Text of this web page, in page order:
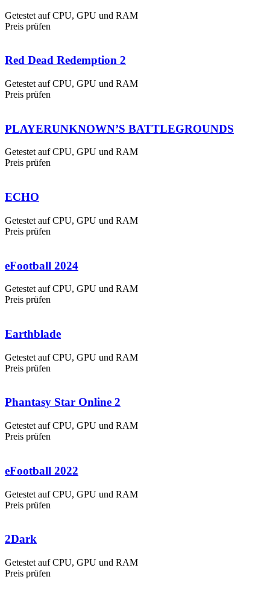
Getestet auf CPU, GPU und RAM
Preis prüfen
Red Dead Redemption 2
Getestet auf CPU, GPU und RAM
Preis prüfen
PLAYERUNKNOWN’S BATTLEGROUNDS
Getestet auf CPU, GPU und RAM
Preis prüfen
ECHO
Getestet auf CPU, GPU und RAM
Preis prüfen
eFootball 2024
Getestet auf CPU, GPU und RAM
Preis prüfen
Earthblade
Getestet auf CPU, GPU und RAM
Preis prüfen
Phantasy Star Online 2
Getestet auf CPU, GPU und RAM
Preis prüfen
eFootball 2022
Getestet auf CPU, GPU und RAM
Preis prüfen
2Dark
Getestet auf CPU, GPU und RAM
Preis prüfen